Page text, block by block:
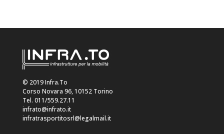
© 2019 Infra.To
Corso Novara 96, 10152 Torino
Tel. 011/559.27.11
infrato@infrato.it
infratrasportitosrl@legalmail.it